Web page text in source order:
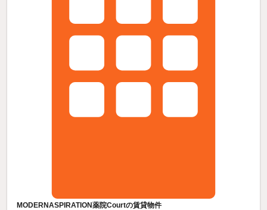
MODERNASPIRATION薬院Courtの賃貸物件